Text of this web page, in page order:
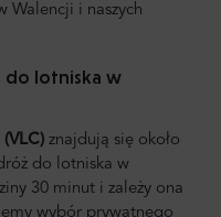
Walencji i naszych
do lotniska w
znajdują się około
do lotniska w
30 minut i zależy ona
wybór prywatnego